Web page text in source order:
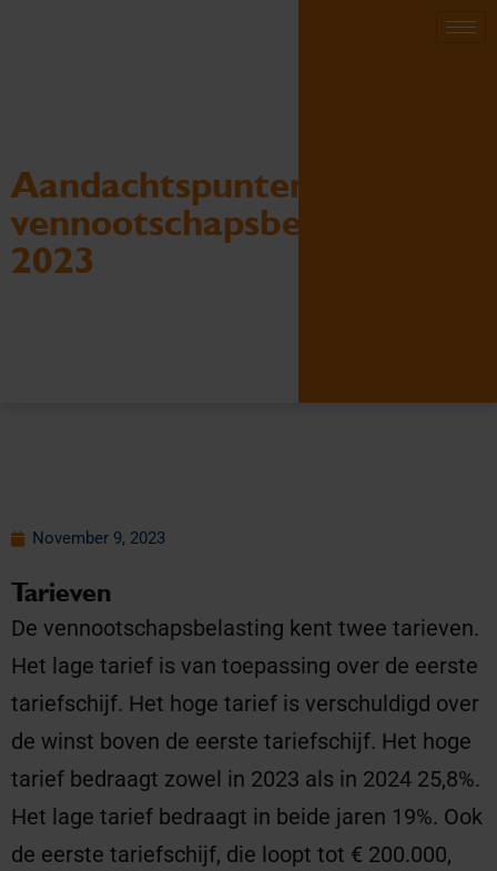
Aandachtspunten
vennootschapsbelasting
2023
November 9, 2023
Tarieven
De vennootschapsbelasting kent twee tarieven.
Het lage tarief is van toepassing over de eerste
tariefschijf. Het hoge tarief is verschuldigd over
de winst boven de eerste tariefschijf. Het hoge
tarief bedraagt zowel in 2023 als in 2024 25,8%.
Het lage tarief bedraagt in beide jaren 19%. Ook
de eerste tariefschijf, die loopt tot € 200.000,